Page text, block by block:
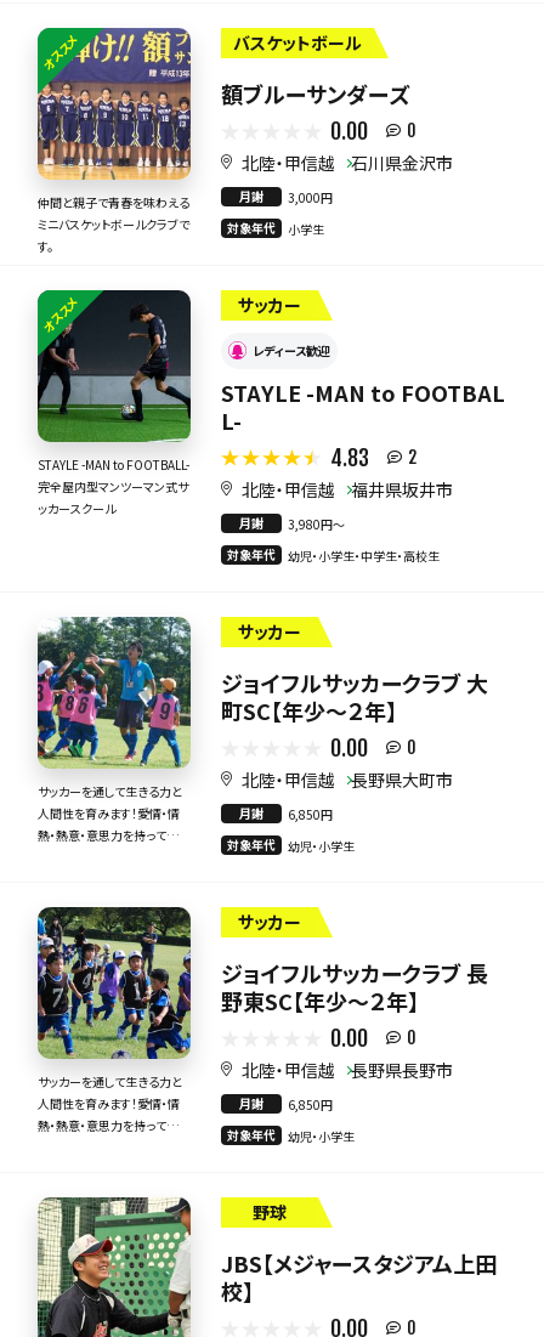
オススメ
仲間と親子で青春を味わえる
ミニバスケットボールクラブで
す。
バスケットボール
額ブルーサンダーズ
0.00 0
北陸・甲信越 石川県金沢市
月謝
3,000円
対象年代
小学生
オススメ
STAYLE -MAN to FOOTBALL-
完全屋内型マンツーマン式サ
ッカースクール
サッカー
レディース歓迎
STAYLE -MAN to FOOTBAL
L-
4.83 2
北陸・甲信越 福井県坂井市
月謝
3,980円〜
対象年代
幼児・小学生・中学生・高校生
サッカーを通して生きる力と
人間性を育みます！愛情・情
熱・熱意・意思力を持って全
サッカー
ジョイフルサッカークラブ 大
町SC【年少～２年】
0.00 0
北陸・甲信越 長野県大町市
月謝
6,850円
対象年代
幼児・小学生
サッカーを通して生きる力と
人間性を育みます！愛情・情
熱・熱意・意思力を持って全
サッカー
ジョイフルサッカークラブ 長
野東SC【年少～２年】
0.00 0
北陸・甲信越 長野県長野市
月謝
6,850円
対象年代
幼児・小学生
野球
JBS【メジャースタジアム上田
校】
0.00 0